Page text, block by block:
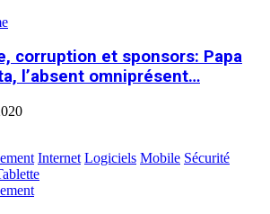
corruption et sponsors: Papa
l’absent omniprésent…
Internet Logiciels Mobile Sécurité